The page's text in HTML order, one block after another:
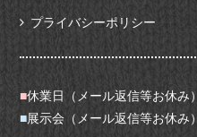
プライバシーポリシー
■休業日（メール返信等お休み）
■展示会（メール返信等お休み）